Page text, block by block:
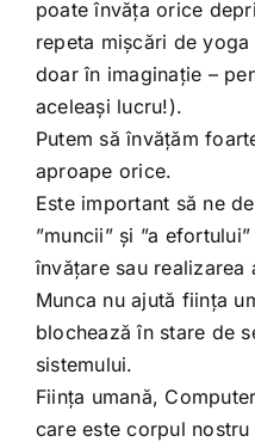
poate învăța orice
repeta mișcări de
doar în imaginație –
aceleași lucru!).
Putem să învățăm
aproape orice.
Este important să ne
”muncii” și ”a
învățare sau realizarea
Munca nu ajută ființa
blochează în stare de
sistemului.
Ființa umană,
care este corpul